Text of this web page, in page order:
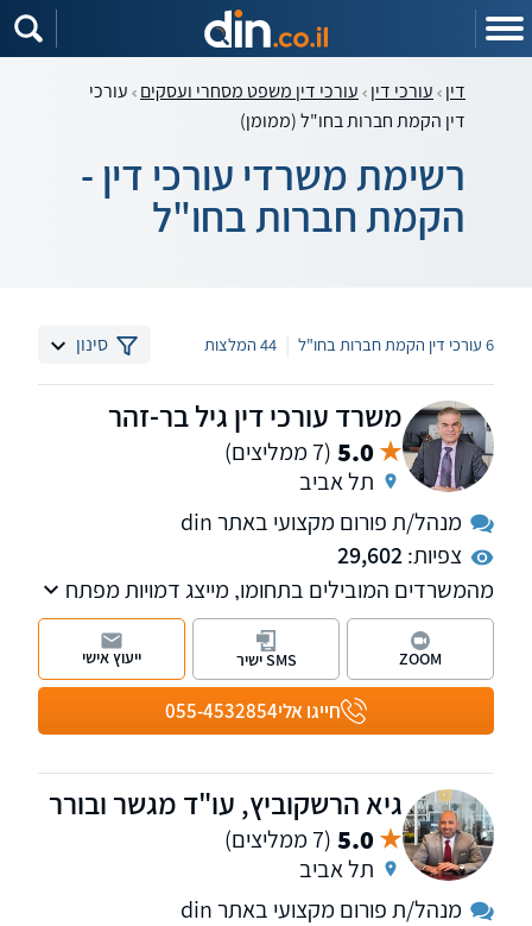
דין עורכי דין עורכי דין משפט מסחרי ועסקים עורכי
דין הקמת חברות בחו"ל (ממומן)
רשימת משרדי עורכי דין -
הקמת חברות בחו"ל
6 עורכי דין הקמת חברות בחו"ל 44 המלצות סינון
משרד עורכי דין גיל בר-זהר
5.0 (7 ממליצים)
תל אביב
מנהל/ת פורום מקצועי באתר din
צפיות:29,602
מהמשרדים המובילים בתחומו, מייצג דמויות מפתח
בתקשורת ובטלוויזיה. המשרד מספק שרות
בנושאים: דיני משפחה, עבודה, מקרקעין, קיניין
רוחני ומסחרי
חייגו אלי055-4532854
ZOOM SMS ישיר ייעוץ אישי
גיא הרשקוביץ, עו"ד מגשר ובורר
5.0 (7 ממליצים)
תל אביב
מנהל/ת פורום מקצועי באתר din